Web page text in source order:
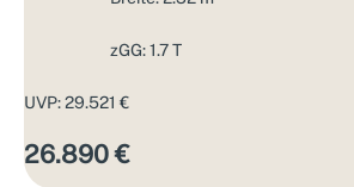
zGG: 1.7 T
UVP: 29.521 €
26.890 €